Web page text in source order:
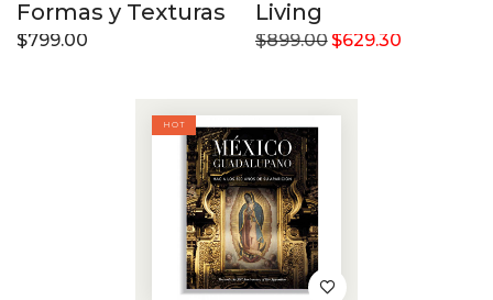
Formas y Texturas
$799.00
Living
$899.00$629.30
HOT